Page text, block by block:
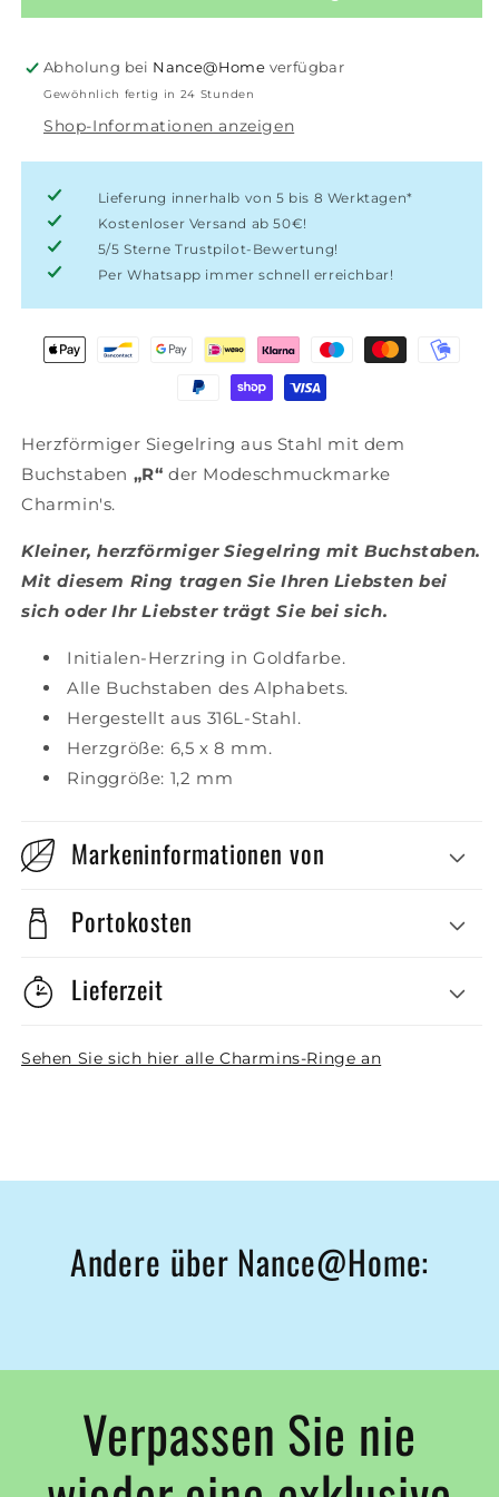
Charmins
Herzbuchstabe
R
Charmins
Herzbuchstabe
R
Abholung bei Nance@Home verfügbar
Gewöhnlich fertig in 24 Stunden
Shop-Informationen anzeigen
Lieferung innerhalb von 5 bis 8 Werktagen*
Kostenloser Versand ab 50€!
5/5 Sterne Trustpilot-Bewertung!
Per Whatsapp immer schnell erreichbar!
Herzförmiger Siegelring aus Stahl mit dem
Buchstaben „R“ der Modeschmuckmarke
Charmin's.
Kleiner, herzförmiger Siegelring mit Buchstaben.
Mit diesem Ring tragen Sie Ihren Liebsten bei
sich oder Ihr Liebster trägt Sie bei sich.
Initialen-Herzring in Goldfarbe.
Alle Buchstaben des Alphabets.
Hergestellt aus 316L-Stahl.
Herzgröße: 6,5 x 8 mm.
Ringgröße: 1,2 mm
Markeninformationen von
Portokosten
Lieferzeit
Sehen Sie sich hier alle Charmins-Ringe an
Andere über Nance@Home:
Verpassen Sie nie